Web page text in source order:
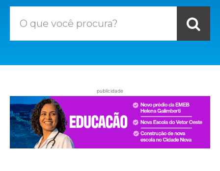
O que você procura?
publicidade